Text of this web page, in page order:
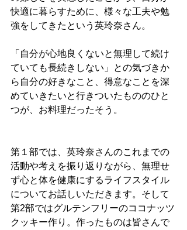
快適に暮らすために、様々な工夫や勉
強をしてきたという英玲奈さん。
「自分が心地良くないと無理して続け
ていても長続きしない」との気づきか
ら自分の好きなこと、得意なことを深
めていきたいと行きついたもののひと
つが、お料理だったそう。
第１部では、英玲奈さんのこれまでの
活動や考えを振り返りながら、無理せ
ず心と体を健康にするライフスタイル
についてお話しいただきます。そして
第2部ではグルテンフリーのココナッツ
クッキー作り。作ったものは皆さんで